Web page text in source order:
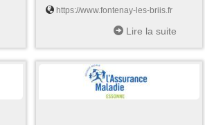
https://www.fontenay-les-briis.fr
Lire la suite